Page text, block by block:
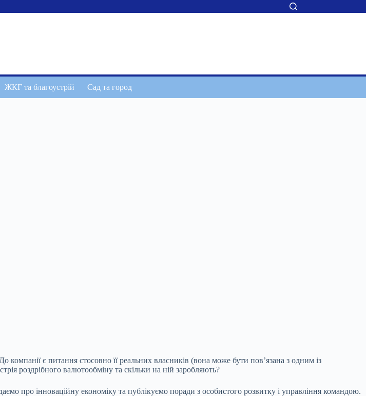
ЖКГ та благоустрій Сад та город
компанії є питання стосовно її реальних власників (вона може бути повʼязана з одним із
роздрібного валютообміну та скільки на ній заробляють?
про інноваційну економіку та публікуємо поради з особистого розвитку і управління командою.